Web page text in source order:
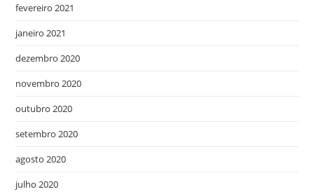
fevereiro 2021
janeiro 2021
dezembro 2020
novembro 2020
outubro 2020
setembro 2020
agosto 2020
julho 2020